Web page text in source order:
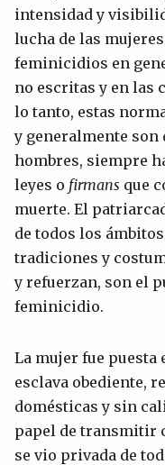
intensidad y
lucha de las
feminicidios en
no escritas y en las
lo tanto, estas
y generalmente
hombres, siempre
leyes o firmans que
muerte. El
de todos los
tradiciones y
y refuerzan, son el
feminicidio.
La mujer fue puesta
esclava obediente,
domésticas y sin
papel de transmitir
se vio privada de